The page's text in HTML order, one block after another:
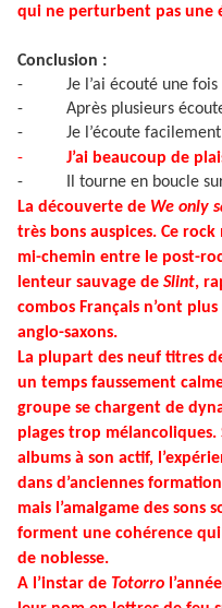
qui ne perturbent pas une
Conclusion :
-
Je l’ai écouté une
-
Après plusieurs
-
Je l’écoute
-
J’ai beaucoup de
-
Il tourne en boucle
La découverte de We only
très bons auspices. Ce
mi-chemin entre le post-
lenteur sauvage de Slint,
combos Français n’ont
anglo-saxons.
La plupart des neuf titres
un temps faussement
groupe se chargent de
plages trop
albums à son actif,
dans d’anciennes
mais l’amalgame des sons
forment une cohérence
de noblesse.
A l’instar de Totorro